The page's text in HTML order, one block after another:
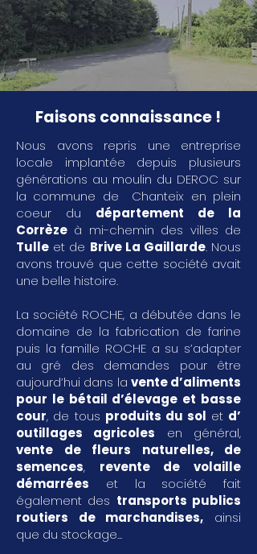
Faisons connaissance !
Nous avons repris une entreprise
locale implantée depuis plusieurs
générations au moulin du DEROC sur
la commune de Chanteix en plein
coeur du département de la
Corrèze à mi-chemin des villes de
Tulle et de Brive La Gaillarde. Nous
avons trouvé que cette société avait
une belle histoire.
La société ROCHE, a débutée dans le
domaine de la fabrication de farine
puis la famille ROCHE a su s’adapter
au gré des demandes pour être
aujourd’hui dans la vente d’aliments
pour le bétail d’élevage et basse
cour, de tous produits du sol et d’
outillages agricoles en général,
vente de fleurs naturelles, de
semences, revente de volaille
démarrées et la société fait
également des transports publics
routiers de marchandises, ainsi
que du stockage...